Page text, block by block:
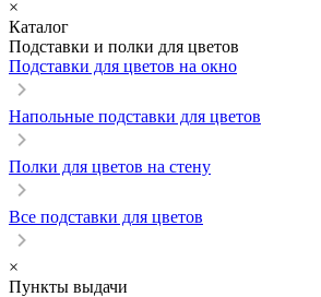
×
Каталог
Подставки и полки для цветов
Подставки для цветов на окно
Напольные подставки для цветов
Полки для цветов на стену
Все подставки для цветов
×
Пункты выдачи